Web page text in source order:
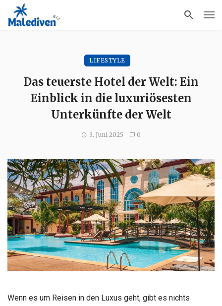
LIFESTYLE
Das teuerste Hotel der Welt: Ein
Einblick in die luxuriösesten
Unterkünfte der Welt
3. Juni 2025 0
Wenn es um Reisen in den Luxus geht, gibt es nichts